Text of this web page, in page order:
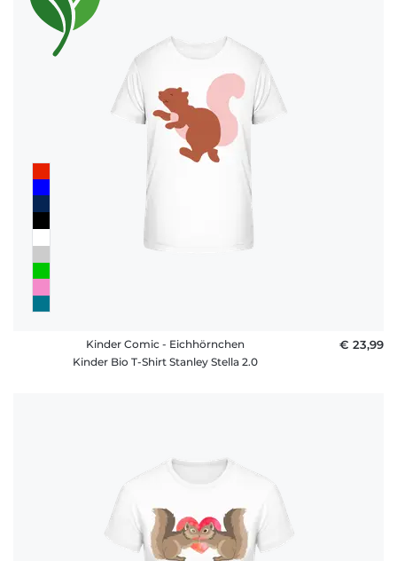
Kinder Comic - Eichhörnchen
Kinder Bio T-Shirt Stanley Stella 2.0
€ 23,99